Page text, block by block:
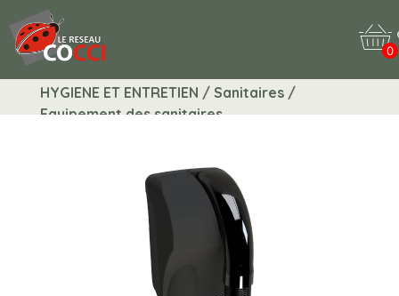
0
HYGIENE ET ENTRETIEN / Sanitaires /
Equipement des sanitaires